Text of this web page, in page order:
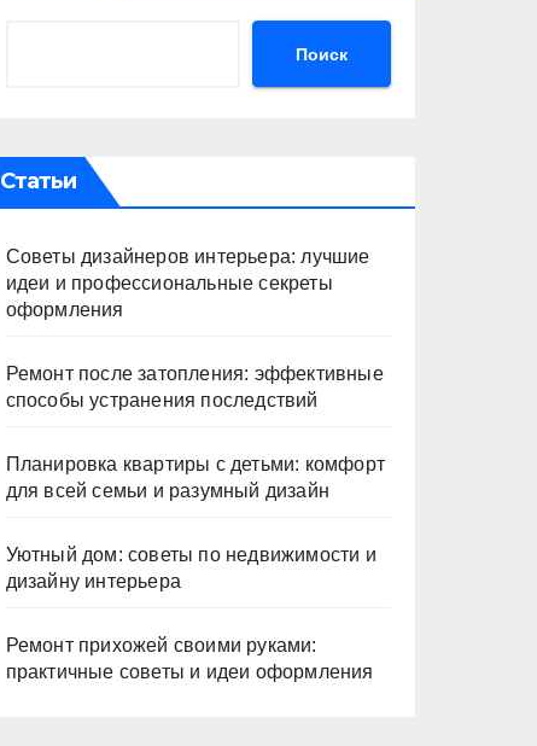
Поиск
Статьи
Советы дизайнеров интерьера: лучшие
идеи и профессиональные секреты
оформления
Ремонт после затопления: эффективные
способы устранения последствий
Планировка квартиры с детьми: комфорт
для всей семьи и разумный дизайн
Уютный дом: советы по недвижимости и
дизайну интерьера
Ремонт прихожей своими руками:
практичные советы и идеи оформления